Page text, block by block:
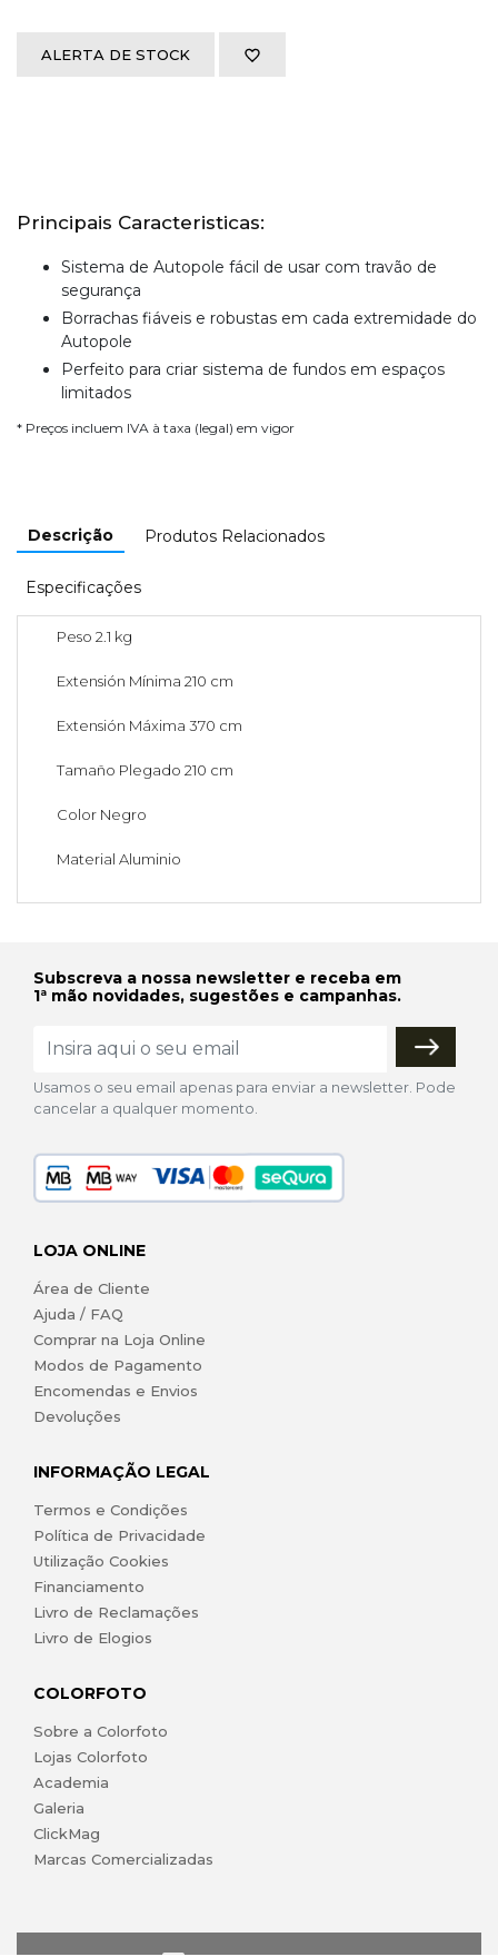
ALERTA DE STOCK
Principais Caracteristicas:
Sistema de Autopole fácil de usar com travão de
segurança
Borrachas fiáveis e robustas em cada extremidade do
Autopole
Perfeito para criar sistema de fundos em espaços
limitados
* Preços incluem IVA à taxa (legal) em vigor
Descrição Produtos Relacionados
Especificações
Peso 2.1 kg
Extensión Mínima 210 cm
Extensión Máxima 370 cm
Tamaño Plegado 210 cm
Color Negro
Material Aluminio
Subscreva a nossa newsletter e receba em
1ª mão novidades, sugestões e campanhas.
Usamos o seu email apenas para enviar a newsletter. Pode
cancelar a qualquer momento.
LOJA ONLINE
Área de Cliente
Ajuda / FAQ
Comprar na Loja Online
Modos de Pagamento
Encomendas e Envios
Devoluções
INFORMAÇÃO LEGAL
Termos e Condições
Política de Privacidade
Utilização Cookies
Financiamento
Livro de Reclamações
Livro de Elogios
COLORFOTO
Sobre a Colorfoto
Lojas Colorfoto
Academia
Galeria
ClickMag
Marcas Comercializadas